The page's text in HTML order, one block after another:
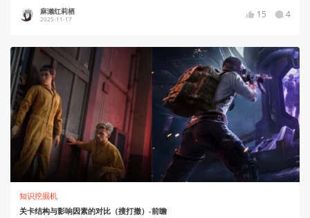
麻濑红莉栖
2025-11-17 15 4
知识挖掘机
关卡结构与影响因素的对比（搜打撤）-前瞻